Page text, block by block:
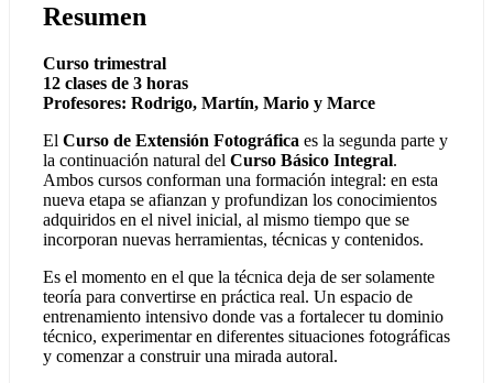
Resumen
Curso trimestral
12 clases de 3 horas
Profesores: Rodrigo, Martín, Mario y Marce
El Curso de Extensión Fotográfica es la segunda parte y
la continuación natural del Curso Básico Integral.
Ambos cursos conforman una formación integral: en esta
nueva etapa se afianzan y profundizan los conocimientos
adquiridos en el nivel inicial, al mismo tiempo que se
incorporan nuevas herramientas, técnicas y contenidos.
Es el momento en el que la técnica deja de ser solamente
teoría para convertirse en práctica real. Un espacio de
entrenamiento intensivo donde vas a fortalecer tu dominio
técnico, experimentar en diferentes situaciones fotográficas
y comenzar a construir una mirada autoral.